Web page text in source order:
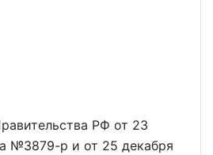
РФ от 23
№3879-р и от 25 декабря